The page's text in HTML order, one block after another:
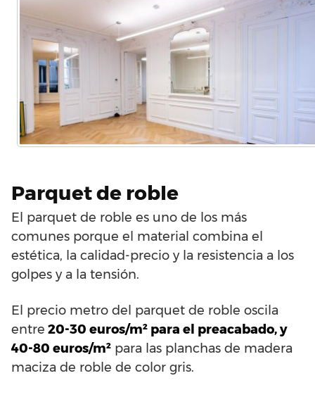
Parquet de roble
El parquet de roble es uno de los más
comunes porque el material combina el
estética, la calidad-precio y la resistencia a los
golpes y a la tensión.
El precio metro del parquet de roble oscila
entre 20-30 euros/m² para el preacabado, y
40-80 euros/m² para las planchas de madera
maciza de roble de color gris.